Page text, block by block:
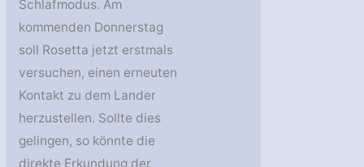
Schlafmodus. Am
kommenden Donnerstag
soll Rosetta jetzt erstmals
versuchen, einen erneuten
Kontakt zu dem Lander
herzustellen. Sollte dies
gelingen, so könnte die
direkte Erkundung der